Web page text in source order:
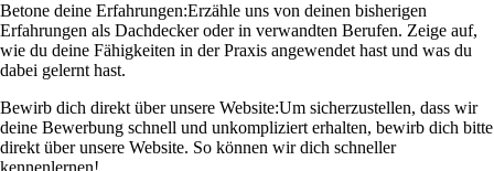
Betone deine Erfahrungen:Erzähle uns von deinen bisherigen
Erfahrungen als Dachdecker oder in verwandten Berufen. Zeige auf,
wie du deine Fähigkeiten in der Praxis angewendet hast und was du
dabei gelernt hast.
Bewirb dich direkt über unsere Website:Um sicherzustellen, dass wir
deine Bewerbung schnell und unkompliziert erhalten, bewirb dich bitte
direkt über unsere Website. So können wir dich schneller